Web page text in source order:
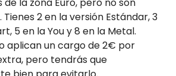
Tienes 2 en la versión Estándar, 3
5 en la You y 8 en la Metal.
aplican un cargo de 2€ por
pero tendrás que